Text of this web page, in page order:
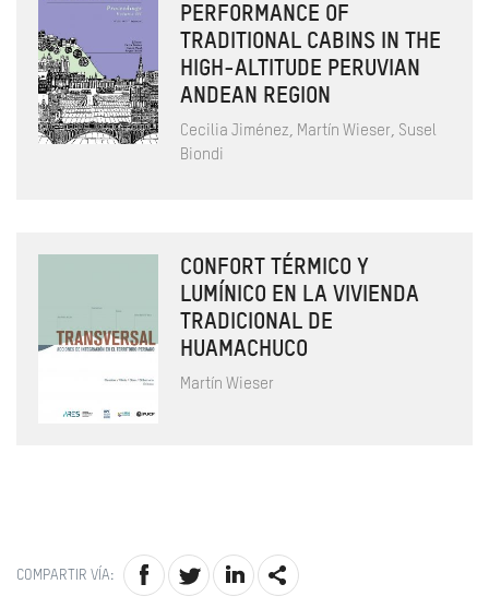
PERFORMANCE OF
TRADITIONAL CABINS IN THE
HIGH-ALTITUDE PERUVIAN
ANDEAN REGION
Cecilia Jiménez, Martín Wieser, Susel
Biondi
CONFORT TÉRMICO Y
LUMÍNICO EN LA VIVIENDA
TRADICIONAL DE
HUAMACHUCO
Martín Wieser
COMPARTIR VÍA: